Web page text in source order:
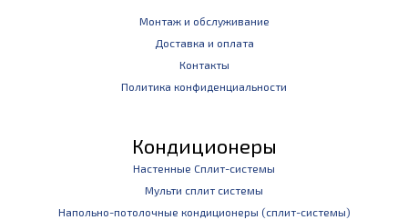
Монтаж и обслуживание
Доставка и оплата
Контакты
Политика конфиденциальности
Кондиционеры
Настенные Сплит-системы
Мульти сплит системы
Напольно-потолочные кондиционеры (сплит-системы)